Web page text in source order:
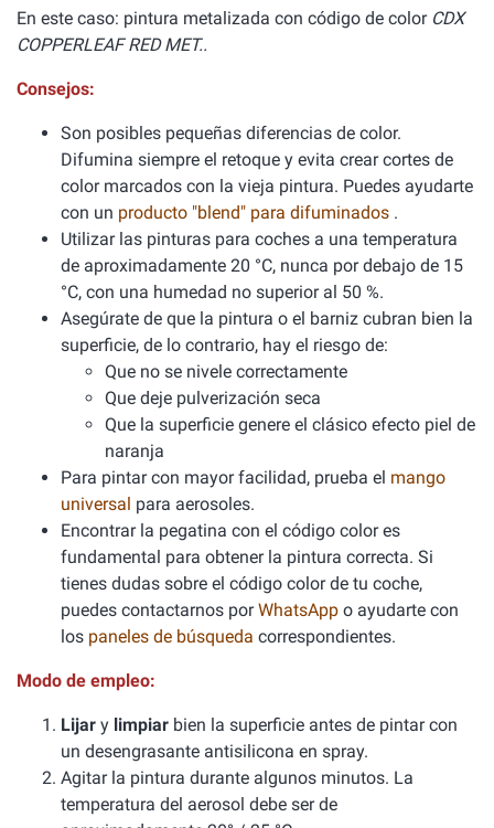
En este caso: pintura metalizada con código de color CDX
COPPERLEAF RED MET..
Consejos:
Son posibles pequeñas diferencias de color.
Difumina siempre el retoque y evita crear cortes de
color marcados con la vieja pintura. Puedes ayudarte
con un producto "blend" para difuminados .
Utilizar las pinturas para coches a una temperatura
de aproximadamente 20 °C, nunca por debajo de 15
°C, con una humedad no superior al 50 %.
Asegúrate de que la pintura o el barniz cubran bien la
superficie, de lo contrario, hay el riesgo de:
Que no se nivele correctamente
Que deje pulverización seca
Que la superficie genere el clásico efecto piel de
naranja
Para pintar con mayor facilidad, prueba el mango
universal para aerosoles.
Encontrar la pegatina con el código color es
fundamental para obtener la pintura correcta. Si
tienes dudas sobre el código color de tu coche,
puedes contactarnos porWhatsApp o ayudarte con
los paneles de búsqueda correspondientes.
Modo de empleo:
Lijar y limpiar bien la superficie antes de pintar con
un desengrasante antisilicona en spray.
Agitar la pintura durante algunos minutos. La
temperatura del aerosol debe ser de